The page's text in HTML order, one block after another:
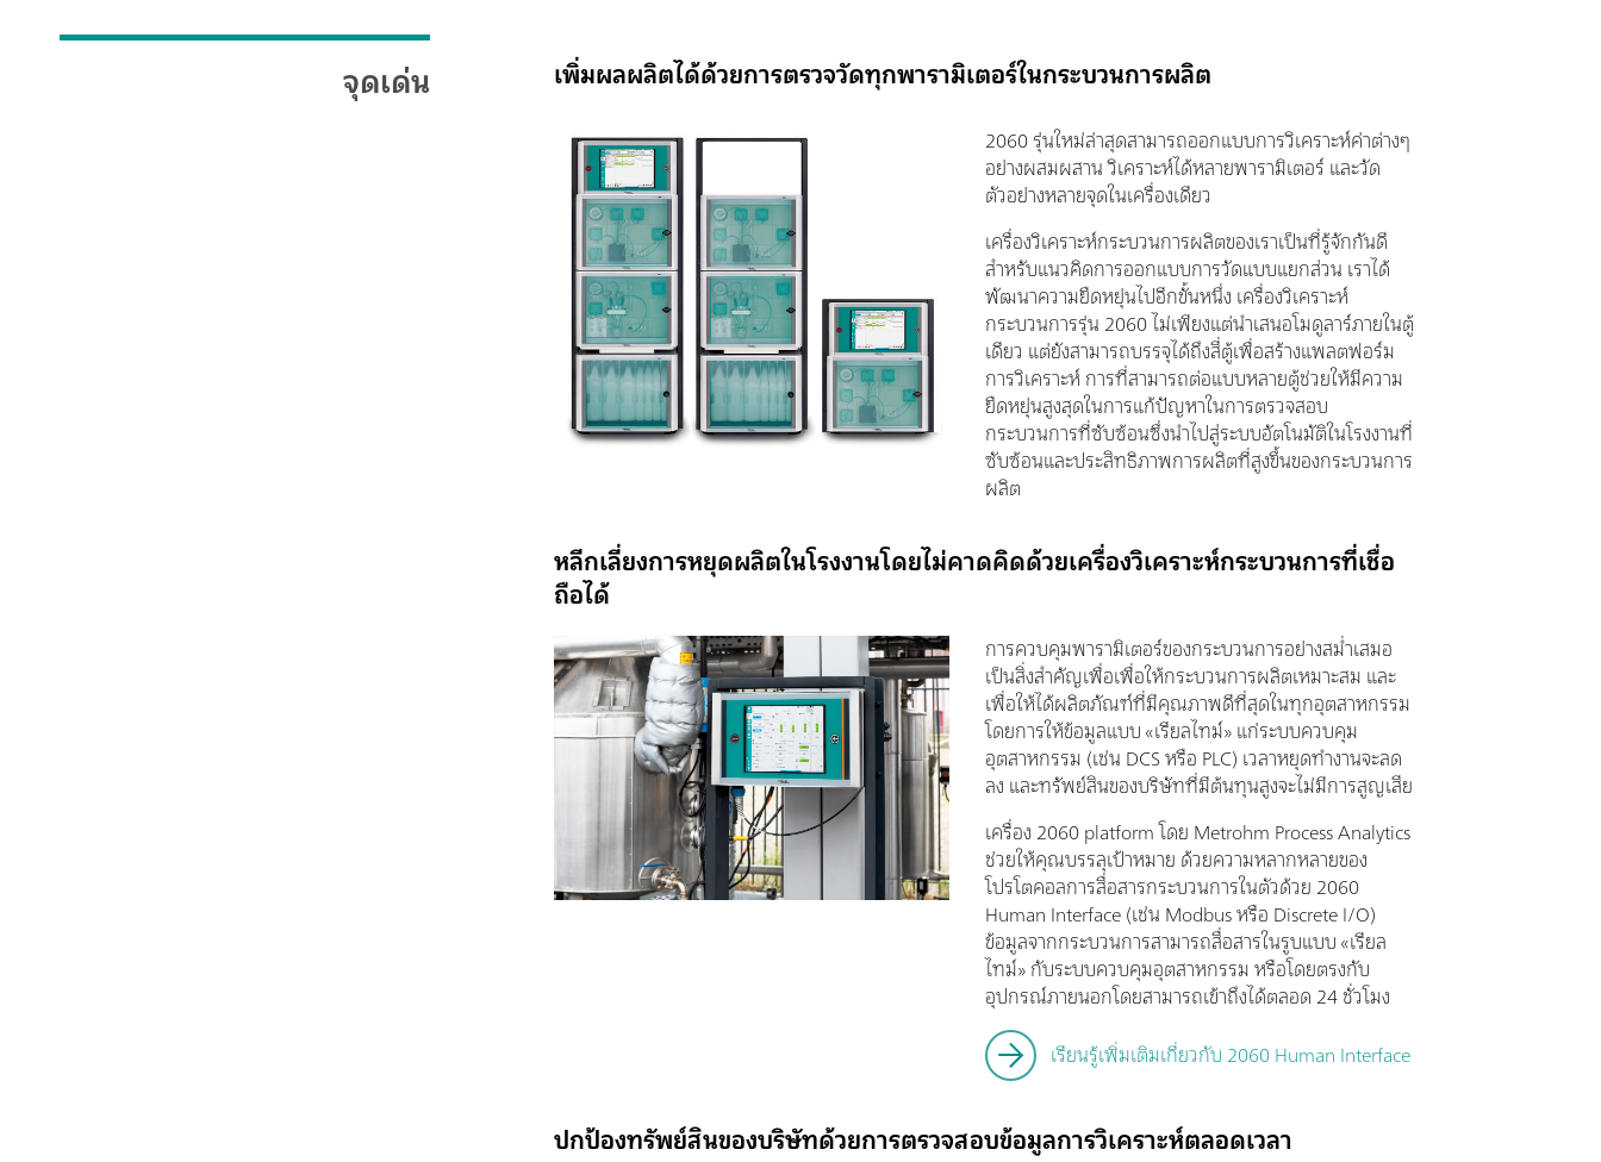
จุดเด่น เพิ่มผลผลิตได้ด้วยการตรวจวัดทุกพารามิเตอร์ในกระบวนการผลิต
2060 รุ่นใหม่ล่าสุดสามารถออกแบบการวิเคราะห์ค่าต่างๆ
อย่างผสมผสาน วิเคราะห์ได้หลายพารามิเตอร์ และวัด
ตัวอย่างหลายจุดในเครื่องเดียว
เครื่องวิเคราะห์กระบวนการผลิตของเราเป็นที่รู้จักกันดี
สำหรับแนวคิดการออกแบบการวัดแบบแยกส่วน เราได้
พัฒนาความยืดหยุ่นไปอีกขั้นหนึ่ง เครื่องวิเคราะห์
กระบวนการรุ่น 2060 ไม่เพียงแต่นำเสนอโมดูลาร์ภายในตู้
เดียว แต่ยังสามารถบรรจุได้ถึงสี่ตู้เพื่อสร้างแพลตฟอร์ม
การวิเคราะห์ การที่สามารถต่อแบบหลายตู้ช่วยให้มีความ
ยืดหยุ่นสูงสุดในการแก้ปัญหาในการตรวจสอบ
กระบวนการที่ซับซ้อนซึ่งนำไปสู่ระบบอัตโนมัติในโรงงานที่
ซับซ้อนและประสิทธิภาพการผลิตที่สูงขึ้นของกระบวนการ
ผลิต
หลีกเลี่ยงการหยุดผลิตในโรงงานโดยไม่คาดคิดด้วยเครื่องวิเคราะห์กระบวนการที่เชื่อ
ถือได้
การควบคุมพารามิเตอร์ของกระบวนการอย่างสม่ำเสมอ
เป็นสิ่งสำคัญเพื่อเพื่อให้กระบวนการผลิตเหมาะสม และ
เพื่อให้ได้ผลิตภัณฑ์ที่มีคุณภาพดีที่สุดในทุกอุตสาหกรรม
โดยการให้ข้อมูลแบบ «เรียลไทม์» แก่ระบบควบคุม
อุตสาหกรรม (เช่น DCS หรือ PLC) เวลาหยุดทำงานจะลด
ลง และทรัพย์สินของบริษัทที่มีต้นทุนสูงจะไม่มีการสูญเสีย
เครื่อง 2060 platform โดย Metrohm Process Analytics
ช่วยให้คุณบรรลุเป้าหมาย ด้วยความหลากหลายของ
โปรโตคอลการสื่อสารกระบวนการในตัวด้วย 2060
Human Interface (เช่น Modbus หรือ Discrete I/O)
ข้อมูลจากกระบวนการสามารถสื่อสารในรูบแบบ «เรียล
ไทม์» กับระบบควบคุมอุตสาหกรรม หรือโดยตรงกับ
อุปกรณ์ภายนอกโดยสามารถเข้าถึงได้ตลอด 24 ชั่วโมง
เรียนรู้เพิ่มเติมเกี่ยวกับ 2060 Human Interface
ปกป้องทรัพย์สินของบริษัทด้วยการตรวจสอบข้อมูลการวิเคราะห์ตลอดเวลา